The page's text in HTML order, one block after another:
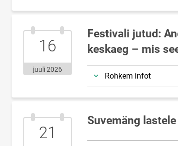
16.juuli.2026
16
juuli 2026
Festivali jutud:
keskaeg – mis
Rohkem infot
21.juuli.2026
21
Suvemäng